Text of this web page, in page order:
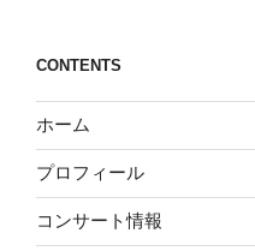
CONTENTS
ホーム
プロフィール
コンサート情報